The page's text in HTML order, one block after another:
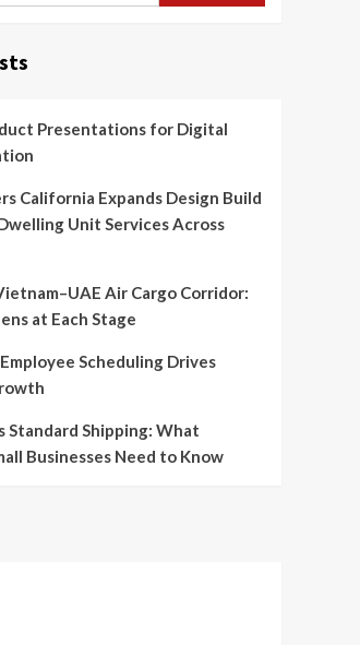
Presentations for Digital
California Expands Design Build
Unit Services Across
Air Cargo Corridor:
at Each Stage
Scheduling Drives
Standard Shipping: What
Businesses Need to Know